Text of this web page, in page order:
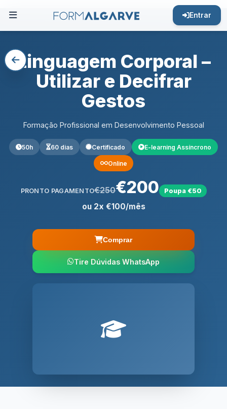
Entrar
Linguagem Corporal –
Utilizar e Decifrar
Gestos
Formação Profissional em Desenvolvimento Pessoal
50h 60 dias Certificado E-learning Assíncrono
Online
PRONTO PAGAMENTO€250€200 Poupa €50
ou 2x €100/mês
Comprar
Tire Dúvidas WhatsApp